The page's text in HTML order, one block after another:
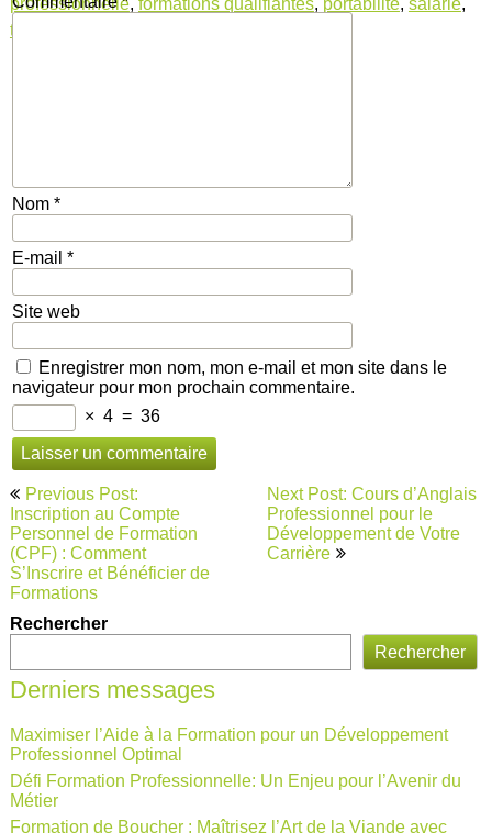
professionnelle, formations qualifiantes, portabilité, salarié,
travailleur indépendant
Nom *
E-mail *
Site web
Enregistrer mon nom, mon e-mail et mon site dans le
navigateur pour mon prochain commentaire.
× 4 = 36
Navigation
de
l’article
Previous Post:
Inscription au Compte
Personnel de Formation
(CPF) : Comment
S’Inscrire et Bénéficier de
Formations
Next Post: Cours d’Anglais
Professionnel pour le
Développement de Votre
Carrière
Rechercher
Rechercher
Derniers messages
Maximiser l’Aide à la Formation pour un Développement
Professionnel Optimal
Défi Formation Professionnelle: Un Enjeu pour l’Avenir du
Métier
Formation de Boucher : Maîtrisez l’Art de la Viande avec